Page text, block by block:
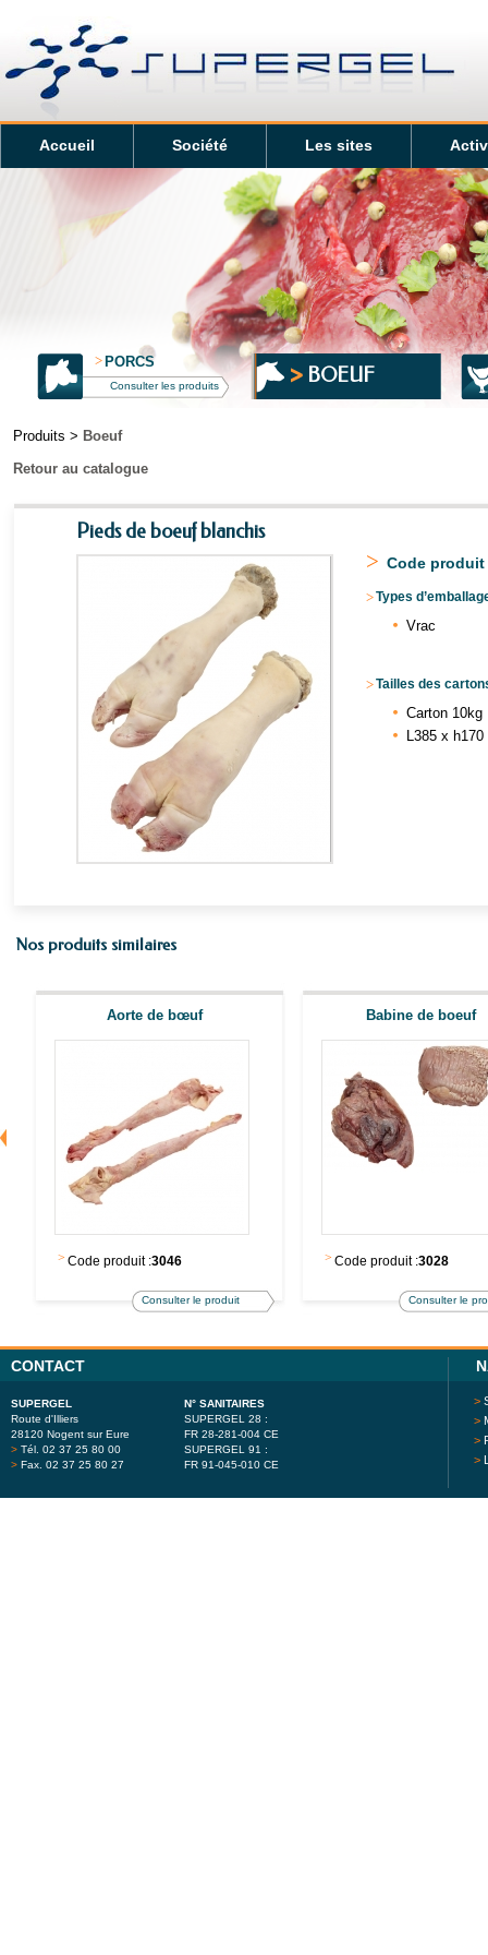
Accueil Société Les sites
> PORCS
Consulter les produits BOEUF
Produits > Boeuf
Retour au catalogue
Pieds de boeuf blanchis
> Code produit
>Types
Vrac
>Tailles des
Carton 10kg
L385 x
Nos produits similaires
Aorte de bœuf
> Code produit :3046
Consulter le produit
Babine de boeuf
> Code produit :3028
Consulter le
CONTACT
SUPERGEL
Route d'Illiers
28120 Nogent sur Eure
> Tél. 02 37 25 80 00
> Fax. 02 37 25 80 27
N° SANITAIRES
SUPERGEL 28 :
FR 28-281-004 CE
SUPERGEL 91 :
FR 91-045-010 CE
>
>
>
>